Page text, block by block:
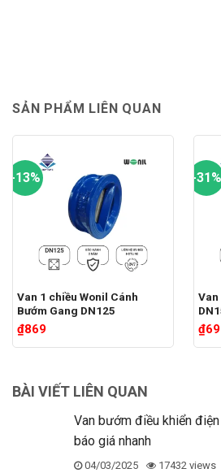
SẢN PHẨM LIÊN QUAN
-13%
Van 1 chiều Wonil Cánh
Bướm Gang DN125
₫869
-31%
Van
₫
BÀI VIẾT LIÊN QUAN
Van bướm điều khiển
báo giá nhanh
04/03/2025 17432 views